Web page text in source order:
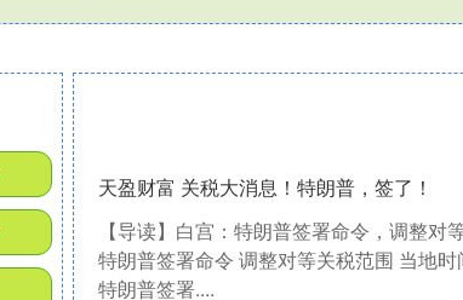
天盈财富 关税大消息！特朗普，签了！
【导读】白宫：特朗普签署命令，调整对
特朗普签署命令 调整对等关税范围 当地
特朗普签署....